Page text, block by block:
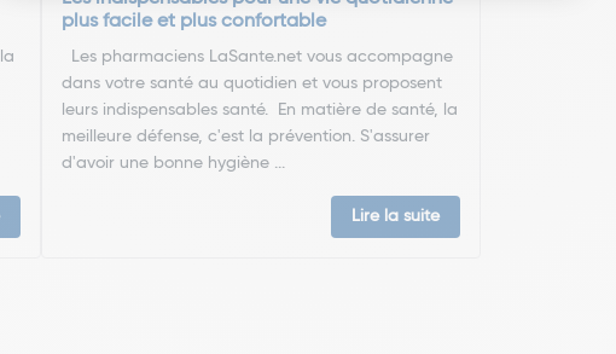
plus facile et plus confortable
Les pharmaciens LaSante.net vous accompagne
dans votre santé au quotidien et vous proposent
leurs indispensables santé. En matière de santé, la
meilleure défense, c'est la prévention. S'assurer
d'avoir une bonne hygiène ...
Lire la suite